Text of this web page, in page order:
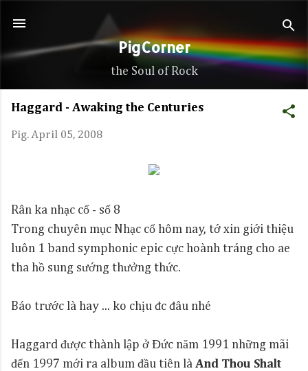
Skip to main content
PigCorner
the Soul of Rock
Haggard - Awaking the Centuries
Pig.April 05, 2008
Rân ka nhạc cổ - số 8
Trong chuyên mục Nhạc cổ hôm nay, tớ xin giới thiệu
luôn 1 band symphonic epic cực hoành tráng cho ae
tha hồ sung sướng thưởng thức.
Báo trước là hay ... ko chịu đc đâu nhé
Haggard được thành lập ở Đức năm 1991 những mãi
đến 1997 mới ra album đầu tiên là And Thou Shalt